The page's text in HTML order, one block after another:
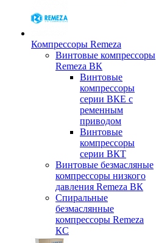
Компрессоры Remeza
Винтовые компрессоры
Remeza ВК
Винтовые
компрессоры
серии ВКЕ с
ременным
приводом
Винтовые
компрессоры
серии ВКТ
Винтовые безмасляные
компрессоры низкого
давления Remeza ВК
Спиральные
безмаслянные
компрессоры Remeza
КС